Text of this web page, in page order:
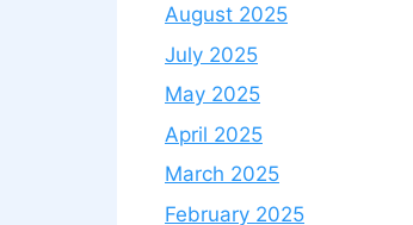
August 2025
July 2025
May 2025
April 2025
March 2025
February 2025